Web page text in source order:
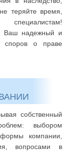
теряйте время,
Ваш надежный и
споров о праве
собственный
выбором
формы компании,
вопросами в